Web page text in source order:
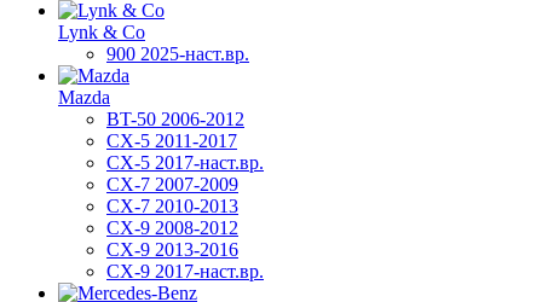
Lynk & Co
900 2025-наст.вр.
Mazda
BT-50 2006-2012
CX-5 2011-2017
CX-5 2017-наст.вр.
CX-7 2007-2009
CX-7 2010-2013
CX-9 2008-2012
CX-9 2013-2016
CX-9 2017-наст.вр.